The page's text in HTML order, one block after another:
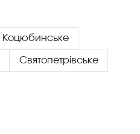
Коцюбинське
Святопетрівське